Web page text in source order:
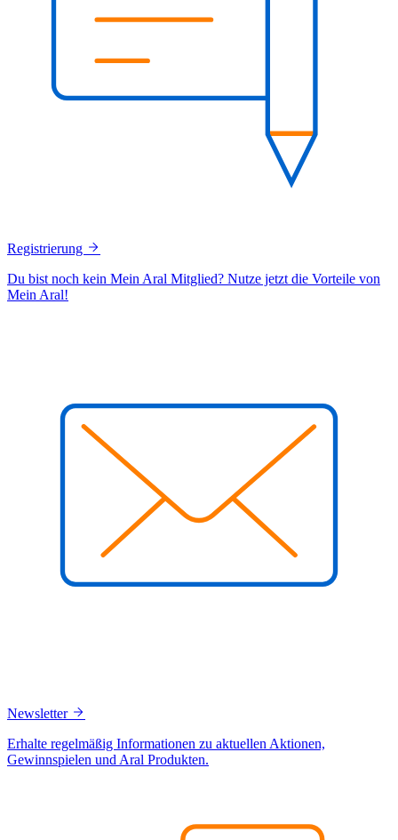
Registrierung
Du bist noch kein Mein Aral Mitglied? Nutze jetzt die Vorteile von
Mein Aral!
Newsletter
Erhalte regelmäßig Informationen zu aktuellen Aktionen,
Gewinnspielen und Aral Produkten.